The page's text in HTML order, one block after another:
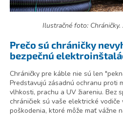
Ilustračné foto: Chráničky.
Prečo sú chráničky
bezpečnú
Chráničky pre káble nie sú len
Predstavujú zásadnú ochranu proti
vlhkosti, prachu a UV žiareniu. Bez
chráničiek sú vaše elektrické vodiče
poškodenia, ktoré môže mať vážne